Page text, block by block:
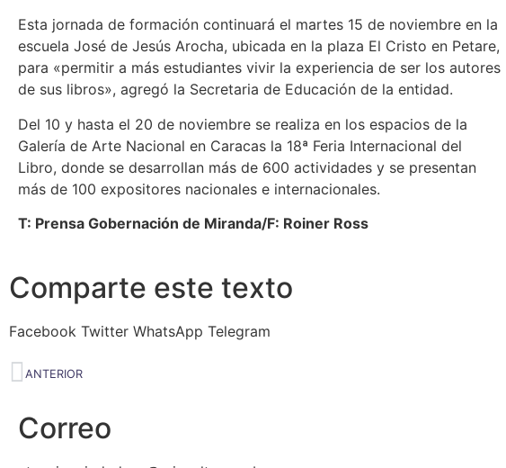
Esta jornada de formación continuará el martes 15 de noviembre en la
escuela José de Jesús Arocha, ubicada en la plaza El Cristo en Petare,
para «permitir a más estudiantes vivir la experiencia de ser los autores
de sus libros», agregó la Secretaria de Educación de la entidad.
Del 10 y hasta el 20 de noviembre se realiza en los espacios de la
Galería de Arte Nacional en Caracas la 18ª Feria Internacional del
Libro, donde se desarrollan más de 600 actividades y se presentan
más de 100 expositores nacionales e internacionales.
T: Prensa Gobernación de Miranda/F: Roiner Ross
Comparte este texto
Facebook Twitter WhatsApp Telegram
ANTERIOR
Correo